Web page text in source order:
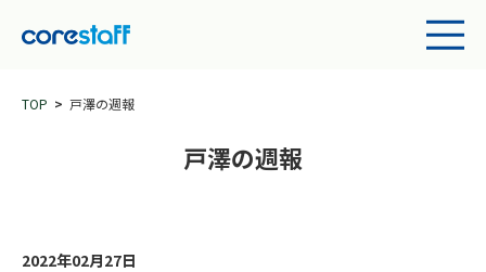
TOP 戸澤の週報
戸澤の週報
2022年02月27日